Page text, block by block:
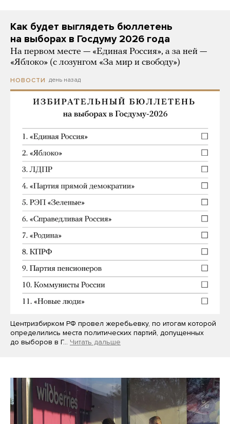
Как будет выглядеть бюллетень
на выборах в Госдуму 2026 года
На первом месте — «Единая Россия», а за ней —
«Яблоко» (с лозунгом «За мир и свободу»)
НОВОСТИ день назад
Центризбирком РФ провел жеребьевку, по итогам которой
определились места политических партий, допущенных
до выборов в Г… Читать дальше